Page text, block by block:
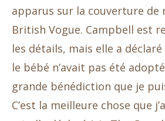
apparus sur la couverture de
British Vogue. Campbell est
les détails, mais elle a
le bébé n’avait pas été
grande bénédiction que je
C’est la meilleure chose que